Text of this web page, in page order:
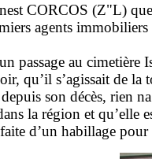
CORCOS (Z"L)
agents
passage au
qu’il s’agissait de
son décès, rien
la région et qu’elle
d’un habillage